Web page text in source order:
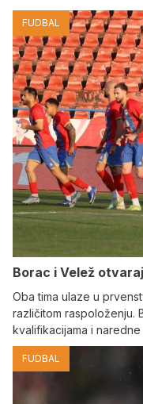
FUDBAL
Borac i Velež
Oba tima ulaze u
različitom raspoloženju.
kvalifikacijama i
FUDBAL